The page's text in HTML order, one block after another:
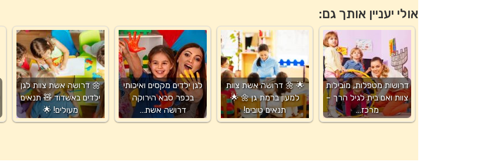
אולי יעניין אותך גם:
🌼 דרושה אשת צוות לגן
ילדים באשדוד 🧸 תנאים
מעולים! 🌟
לגן ילדים מקסים ואיכותי
בכפר סבא הירוקה
דרושה אשת…
🌟 🌼 דרושה אשת צוות
למעון ברמת גן 🌼 🌟
תנאים טובים!
דרושות מטפלות, מובילות
צוות ואם בית לגיל הרך –
מרכז…